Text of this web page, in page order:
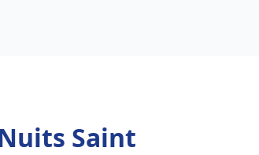
Saint